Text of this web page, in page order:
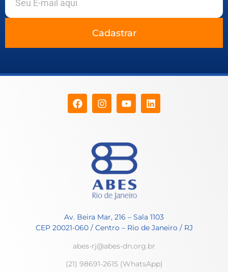
Cadastrar
Av. Beira Mar, 216 – Sala 1103
CEP 20021-060 / Centro – Rio de Janeiro / RJ
abes-rj@abes-dn.org.br
(21) 98691-2615 (WhatsApp)